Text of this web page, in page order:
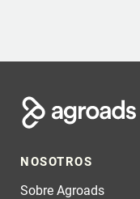
NOSOTROS
Sobre Agroads